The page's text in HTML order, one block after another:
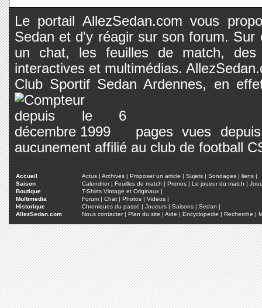
Le portail AllezSedan.com vous
Sedan et d'y réagir sur son forum.
un chat, les feuilles de match, des
interactives et multimédias.
Club Sportif Sedan Ardennes, en
pages vues
aucunement affilié au club de football
Accueil Actus | Archives | Proposer un article | Sujets | Sondages | liens |
Saison
Calendrier| Feuilles de match | Pronos | Le joueur du match |
Boutique
T-Shirts Vintage et Originaux |
Multimedia
Forum | Chat | Photos | Videos |
Historique
Chroniques du passé | Joueurs | Saisons | Sedan |
AllezSedan.com
Nous contacter| Plan du site | Aide | Encyclopedie | Recherche |